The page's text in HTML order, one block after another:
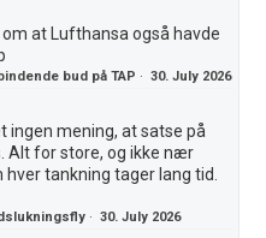
at Lufthansa også havde
bud på TAP ·30. July 2026
ingen mening, at satse på
Alt for store, og ikke nær
tankning tager lang tid.
·30. July 2026